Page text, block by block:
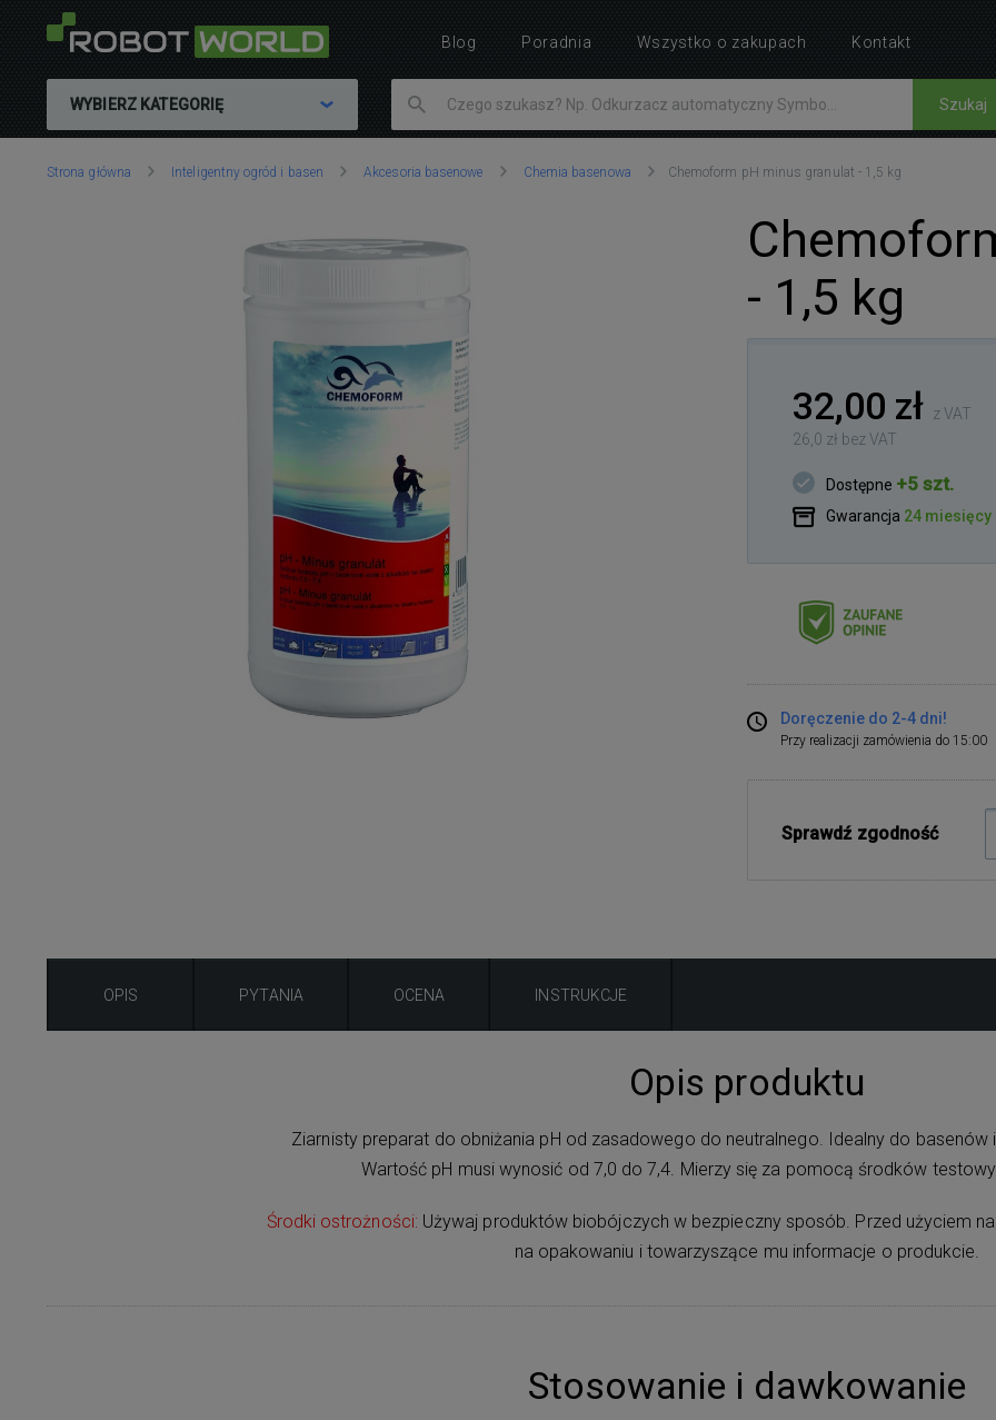
WYBIERZ KATEGORIĘ Szukaj
Znajdujesz
Strona główna Inteligentny ogród i basen Akcesoria basenowe Chemia basenowa Chemoform pH minus granulat - 1,5 kg
- 1,5 kg
32,00 zł z VAT
26,0 zł bez VAT
Dostępne +5 szt.
Gwarancja 24 miesięcy
Doręczenie do 2-4 dni!
Przy realizacji zamówienia do 15:00
Sprawdź zgodność
OPIS PYTANIA OCENA INSTRUKCJE
Opis produktu
Ziarnisty preparat do obniżania pH od zasadowego do neutralnego. Idealny do basenów
Wartość pH musi wynosić od 7,0 do 7,4. Mierzy się za pomocą środków
Środki ostrożności: Używaj produktów biobójczych w bezpieczny sposób. Przed użyciem
na opakowaniu i towarzyszące mu informacje o produkcie.
Stosowanie i dawkowanie
Blog Poradnia Wszystko o zakupach Kontakt